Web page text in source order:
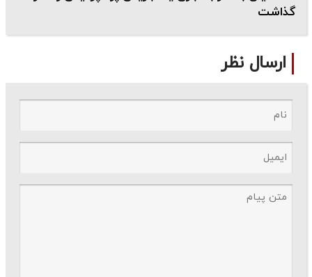
گذاشت
ارسال نظر